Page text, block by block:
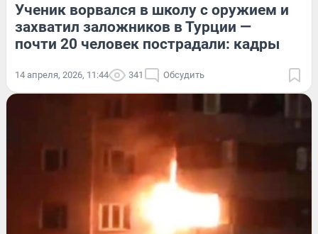
Ученик ворвался в школу с оружием и
захватил заложников в Турции —
почти 20 человек пострадали: кадры
14 апреля, 2026, 11:44 341 Обсудить